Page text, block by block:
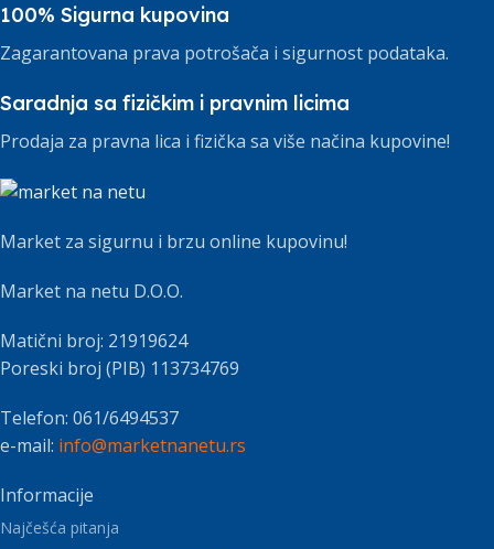
100% Sigurna kupovina
Zagarantovana prava potrošača i sigurnost podataka.
Saradnja sa fizičkim i pravnim licima
Prodaja za pravna lica i fizička sa više načina kupovine!
Market za sigurnu i brzu online kupovinu!
Market na netu D.O.O.
Matični broj: 21919624
Poreski broj (PIB) 113734769
Telefon: 061/6494537
e-mail: info@marketnanetu.rs
Informacije
Najčešća pitanja